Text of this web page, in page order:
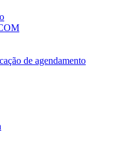
de agendamento